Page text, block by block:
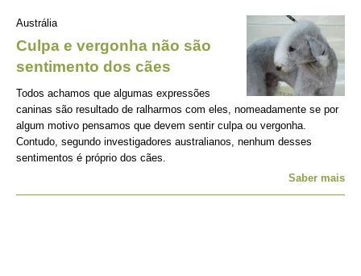
Austrália
Culpa e vergonha não são
sentimento dos cães
Todos achamos que algumas expressões
caninas são resultado de ralharmos com eles, nomeadamente se por
algum motivo pensamos que devem sentir culpa ou vergonha.
Contudo, segundo investigadores australianos, nenhum desses
sentimentos é próprio dos cães.
Saber mais